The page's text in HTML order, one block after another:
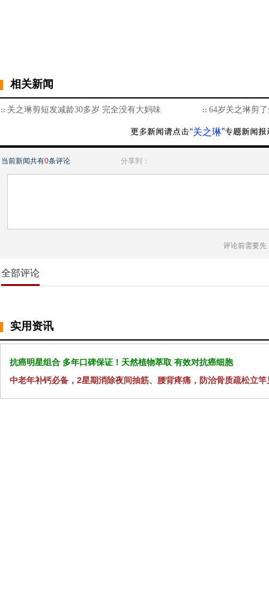
相关新闻
关之琳剪短发减龄30多岁 完全没有大妈味 64岁关之琳剪
“关之琳”
当前新闻共有0条评论 分享到：
评论前需要先
全部评论
实用资讯
抗癌明星组合 多年口碑保证！天然植物萃取 有效对抗癌细胞
中老年补钙必备，2星期消除夜间抽筋、腰背疼痛，防治骨质疏松立竿